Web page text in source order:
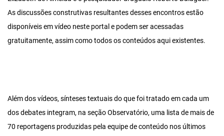
As discussões construtivas resultantes desses encontros estão
disponíveis em vídeo neste portal e podem ser acessadas
gratuitamente, assim como todos os conteúdos aqui existentes.
Além dos vídeos, sínteses textuais do que foi tratado em cada um
dos debates integram, na seção Observatório, uma lista de mais de
70 reportagens produzidas pela equipe de conteúdo nos últimos